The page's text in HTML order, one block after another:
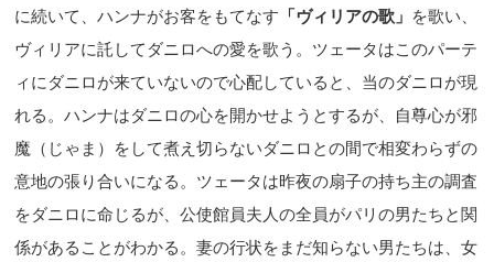
に続いて、ハンナがお客をもてなす 「ヴィリアの歌」 を歌い、
ヴィリアに託してダニロへの愛を歌う。ツェータはこのパーテ
ィにダニロが来ていないので心配していると、当のダニロが現
れる。ハンナはダニロの心を開かせようとするが、自尊心が邪
魔（じゃま）をして煮え切らないダニロとの間で相変わらずの
意地の張り合いになる。ツェータは昨夜の扇子の持ち主の調査
をダニロに命じるが、公使館員夫人の全員がパリの男たちと関
係があることがわかる。妻の行状をまだ知らない男たちは、女